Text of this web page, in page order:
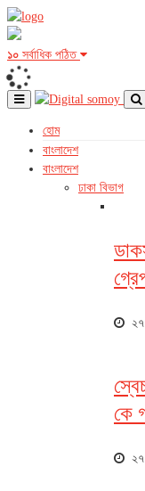
১০ সর্বাধিক পঠিত
হোম
বাংলাদেশ
বাংলাদেশ
ঢাকা বিভাগ
কে